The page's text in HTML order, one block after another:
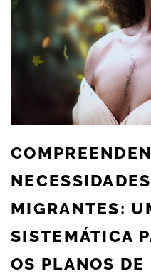
MIGRANTES:
SISTEMÁTICA
OS PLANOS DE